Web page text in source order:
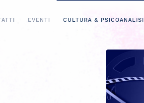
EVENTI CULTURA & PSICOANALISI